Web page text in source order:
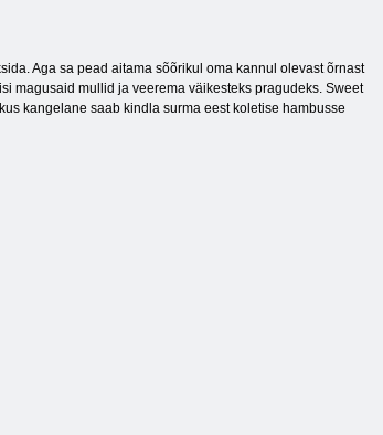
Aga sa pead aitama sõõrikul oma kannul olevast õrnast
magusaid mullid ja veerema väikesteks pragudeks. Sweet
kangelane saab kindla surma eest koletise hambusse